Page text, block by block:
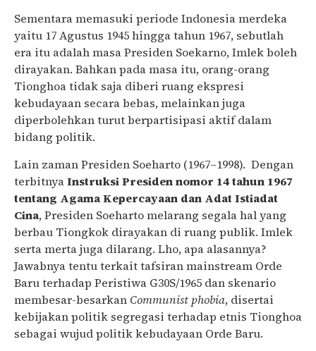
Sementara memasuki periode Indonesia merdeka
yaitu 17 Agustus 1945 hingga tahun 1967, sebutlah
era itu adalah masa Presiden Soekarno, Imlek boleh
dirayakan. Bahkan pada masa itu, orang-orang
Tionghoa tidak saja diberi ruang ekspresi
kebudayaan secara bebas, melainkan juga
diperbolehkan turut berpartisipasi aktif dalam
bidang politik.
Lain zaman Presiden Soeharto (1967–1998). Dengan
terbitnyaInstruksi Presiden nomor 14 tahun 1967
tentang Agama Kepercayaan dan Adat Istiadat
Cina, Presiden Soeharto melarang segala hal yang
berbau Tiongkok dirayakan di ruang publik. Imlek
serta merta juga dilarang. Lho, apa alasannya?
Jawabnya tentu terkait tafsiran mainstream Orde
Baru terhadap Peristiwa G30S/1965 dan skenario
membesar-besarkanCommunist phobia, disertai
kebijakan politik segregasi terhadap etnis Tionghoa
sebagai wujud politik kebudayaan Orde Baru.